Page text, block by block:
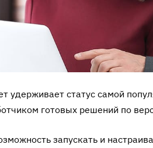
удерживает статус самой
готовых решений по
запускать и